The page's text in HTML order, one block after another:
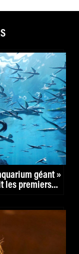
géant »
les premiers